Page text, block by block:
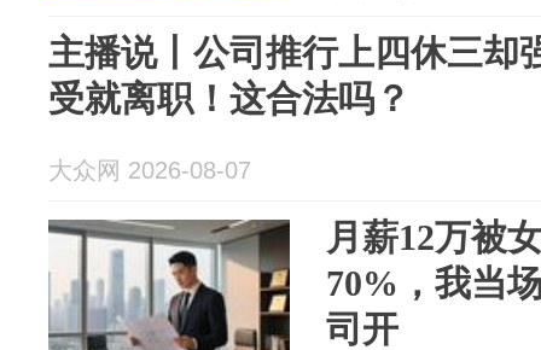
主播说丨公司推行上四休三却
受就离职！这合法吗？
大众网 2026-08-07
月薪12万被
70%，我当
司开